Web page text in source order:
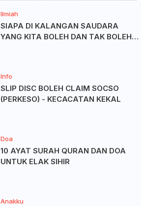
Ilmiah
SIAPA DI KALANGAN SAUDARA
YANG KITA BOLEH DAN TAK BOLEH
Info
SLIP DISC BOLEH CLAIM SOCSO
(PERKESO) - KECACATAN KEKAL
Doa
10 AYAT SURAH QURAN DAN DOA
UNTUK ELAK SIHIR
Anakku